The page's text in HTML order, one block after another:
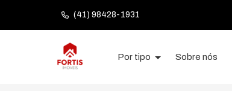
(41) 98428-1931
Página inicial
Por tipo Sobre nós